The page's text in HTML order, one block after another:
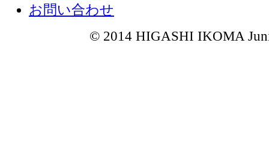
お問い合わせ
© 2014 HIGASHI IKOMA